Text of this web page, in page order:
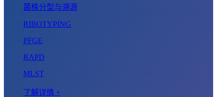
菌株分型与溯源
RIBOTYPING
PFGE
RAPD
MLST
了解详情 +